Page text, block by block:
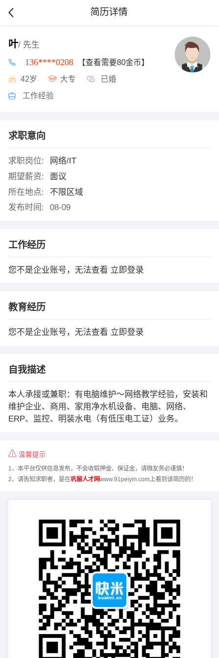
简历详情
叶/ 先生
136****0208 【查看需要80金币】
42岁 大专 已婚
工作经验
求职意向
求职岗位:
网络/IT
期望薪资:
面议
所在地点:
不限区域
发布时间:
08-09
工作经历
您不是企业账号，无法查看 立即登录
教育经历
您不是企业账号，无法查看 立即登录
自我描述
本人承接或兼职：有电脑维护～网络教学经验，安装和
维护企业、商用、家用净水机设备、电脑、网络、
ERP、监控、明装水电（有低压电工证）业务。
温馨提示
1、本平台仅供信息发布，不会收取押金、保证金，请微友务必谨慎！
2、请告知求职者，是在巩留人才网www.91peiyin.com上看到该简历的！